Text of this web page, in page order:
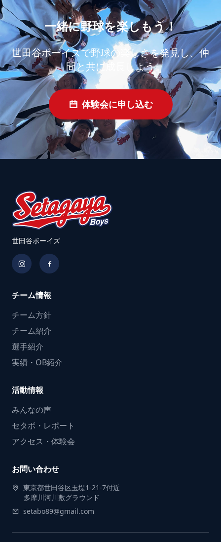
一緒に野球を楽しもう！
世田谷ボーイズで野球の楽しさを発見し、仲
間と共に成長しよう
体験会に申し込む
世田谷ボーイズ
チーム情報
チーム方針
チーム紹介
選手紹介
実績・OB紹介
活動情報
みんなの声
セタボ・レポート
アクセス・体験会
お問い合わせ
東京都世田谷区玉堤1-21-7付近
多摩川河川敷グラウンド
setabo89@gmail.com